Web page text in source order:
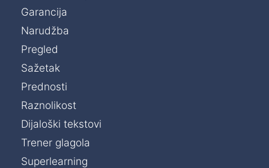
Garancija
Narudžba
Pregled
Sažetak
Prednosti
Raznolikost
Dijaloški tekstovi
Trener glagola
Superlearning